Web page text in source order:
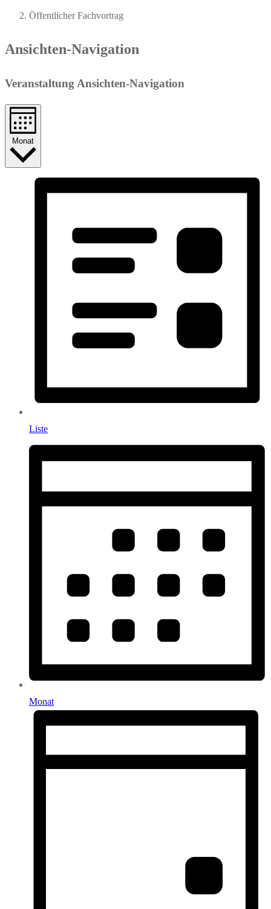
Öffentlicher Fachvortrag
Veranstaltungen
Ansichten-Navigation
Veranstaltung Ansichten-Navigation
Monat
Liste
Monat